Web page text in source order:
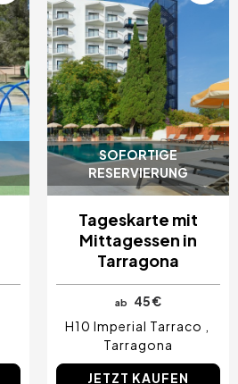
SOFORTIGE
RESERVIERUNG
Tageskarte mit
Mittagessen in
Tarragona
ab
45 €
H10 Imperial Tarraco
Tarragona
JETZT KAUFEN